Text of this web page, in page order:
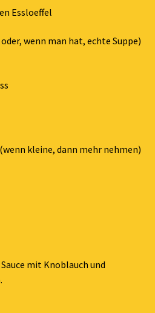
Essloeffel
wenn man hat, echte Suppe)
kleine, dann mehr nehmen)
mit Knoblauch und